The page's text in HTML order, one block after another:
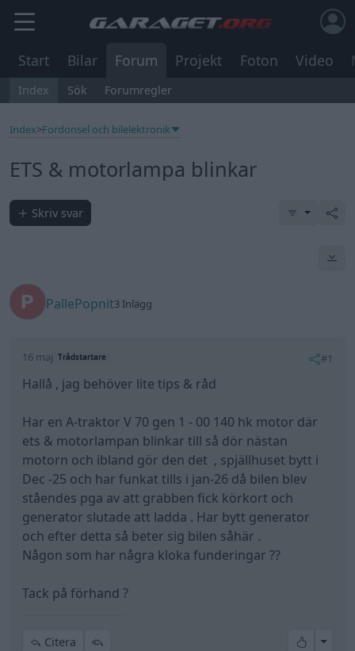
Start Bilar Forum Projekt Foton Video
Index Sök Forumregler
Index>Fordonsel och bilelektronik
ETS & motorlampa blinkar
Skriv svar
PallePopnit3 Inlägg
16 maj Trådstartare #1
Hallå , jag behöver lite tips & råd
Har en A-traktor V 70 gen 1 - 00 140 hk motor där
ets & motorlampan blinkar till så dör nästan
motorn och ibland gör den det , spjällhuset bytt i
Dec -25 och har funkat tills i jan-26 då bilen blev
ståendes pga av att grabben fick körkort och
generator slutade att ladda . Har bytt generator
och efter detta så beter sig bilen såhär .
Någon som har några kloka funderingar ??
Tack på förhand ?
Citera All